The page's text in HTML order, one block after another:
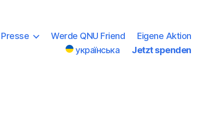
Presse Werde QNU Friend
Eigene Aktion
українська
Jetzt spenden